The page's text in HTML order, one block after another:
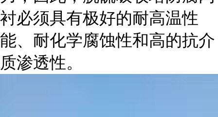
衬必须具有极好的耐高温性
能、耐化学腐蚀性和高的抗介
质渗透性。